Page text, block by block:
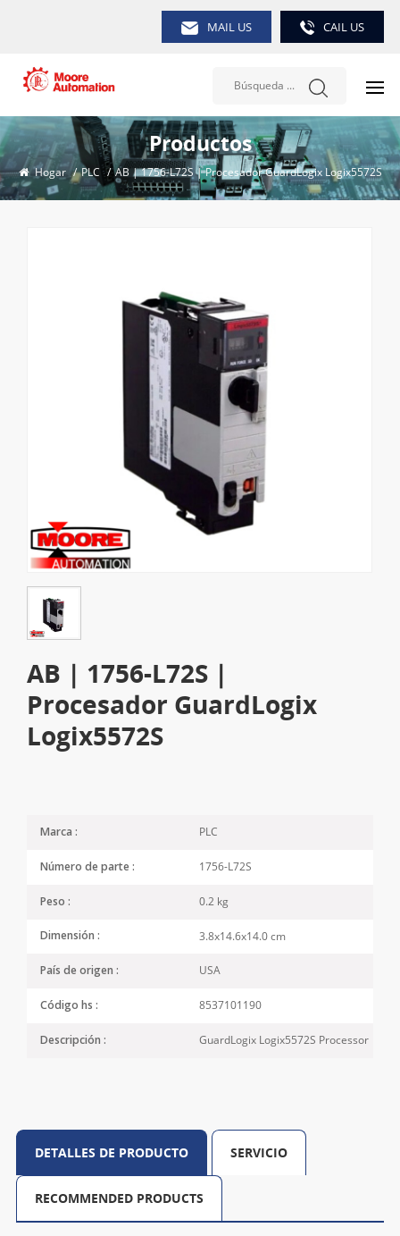
MAIL US CAIL US
Productos
Hogar / PLC / AB | 1756-L72S | Procesador GuardLogix Logix5572S
AB | 1756-L72S |
Procesador GuardLogix
Logix5572S
Marca : PLC
Número de parte : 1756-L72S
Peso : 0.2 kg
Dimensión : 3.8x14.6x14.0 cm
País de origen : USA
Código hs : 8537101190
Descripción : GuardLogix Logix5572S Processor
DETALLES DE PRODUCTO SERVICIO
RECOMMENDED PRODUCTS